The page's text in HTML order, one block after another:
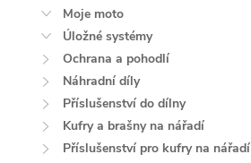
Moje moto
Úložné systémy
Ochrana a pohodlí
Náhradní díly
Příslušenství do dílny
Kufry a brašny na nářadí
Příslušenství pro kufry na nářadí